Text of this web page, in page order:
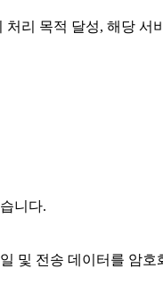
리 목적 달성, 해당
니다.
및 전송 데이터를 암